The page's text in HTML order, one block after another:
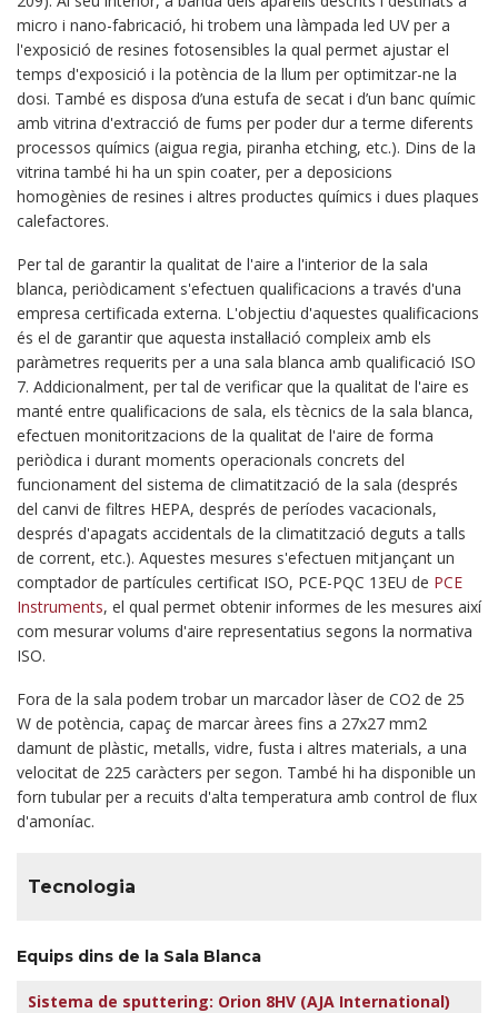
micro i nano-fabricació, hi trobem una làmpada led UV per a
l'exposició de resines fotosensibles la qual permet ajustar el
temps d'exposició i la potència de la llum per optimitzar-ne la
dosi. També es disposa d’una estufa de secat i d’un banc químic
amb vitrina d'extracció de fums per poder dur a terme diferents
processos químics (aigua regia, piranha etching, etc.). Dins de la
vitrina també hi ha un spin coater, per a deposicions
homogènies de resines i altres productes químics i dues plaques
calefactores.
Per tal de garantir la qualitat de l'aire a l'interior de la sala
blanca, periòdicament s'efectuen qualificacions a través d'una
empresa certificada externa. L'objectiu d'aquestes qualificacions
és el de garantir que aquesta instal·lació compleix amb els
paràmetres requerits per a una sala blanca amb qualificació ISO
7. Addicionalment, per tal de verificar que la qualitat de l'aire es
manté entre qualificacions de sala, els tècnics de la sala blanca,
efectuen monitoritzacions de la qualitat de l'aire de forma
periòdica i durant moments operacionals concrets del
funcionament del sistema de climatització de la sala (després
del canvi de filtres HEPA, després de períodes vacacionals,
després d'apagats accidentals de la climatització deguts a talls
de corrent, etc.). Aquestes mesures s'efectuen mitjançant un
comptador de partícules certificat ISO, PCE-PQC 13EU de PCE
Instruments, el qual permet obtenir informes de les mesures així
com mesurar volums d'aire representatius segons la normativa
ISO.
Fora de la sala podem trobar un marcador làser de CO2 de 25
W de potència, capaç de marcar àrees fins a 27x27 mm2
damunt de plàstic, metalls, vidre, fusta i altres materials, a una
velocitat de 225 caràcters per segon. També hi ha disponible un
forn tubular per a recuits d'alta temperatura amb control de flux
d'amoníac.
Tecnologia
Equips dins de la Sala Blanca
Sistema de sputtering: Orion 8HV (AJA International)